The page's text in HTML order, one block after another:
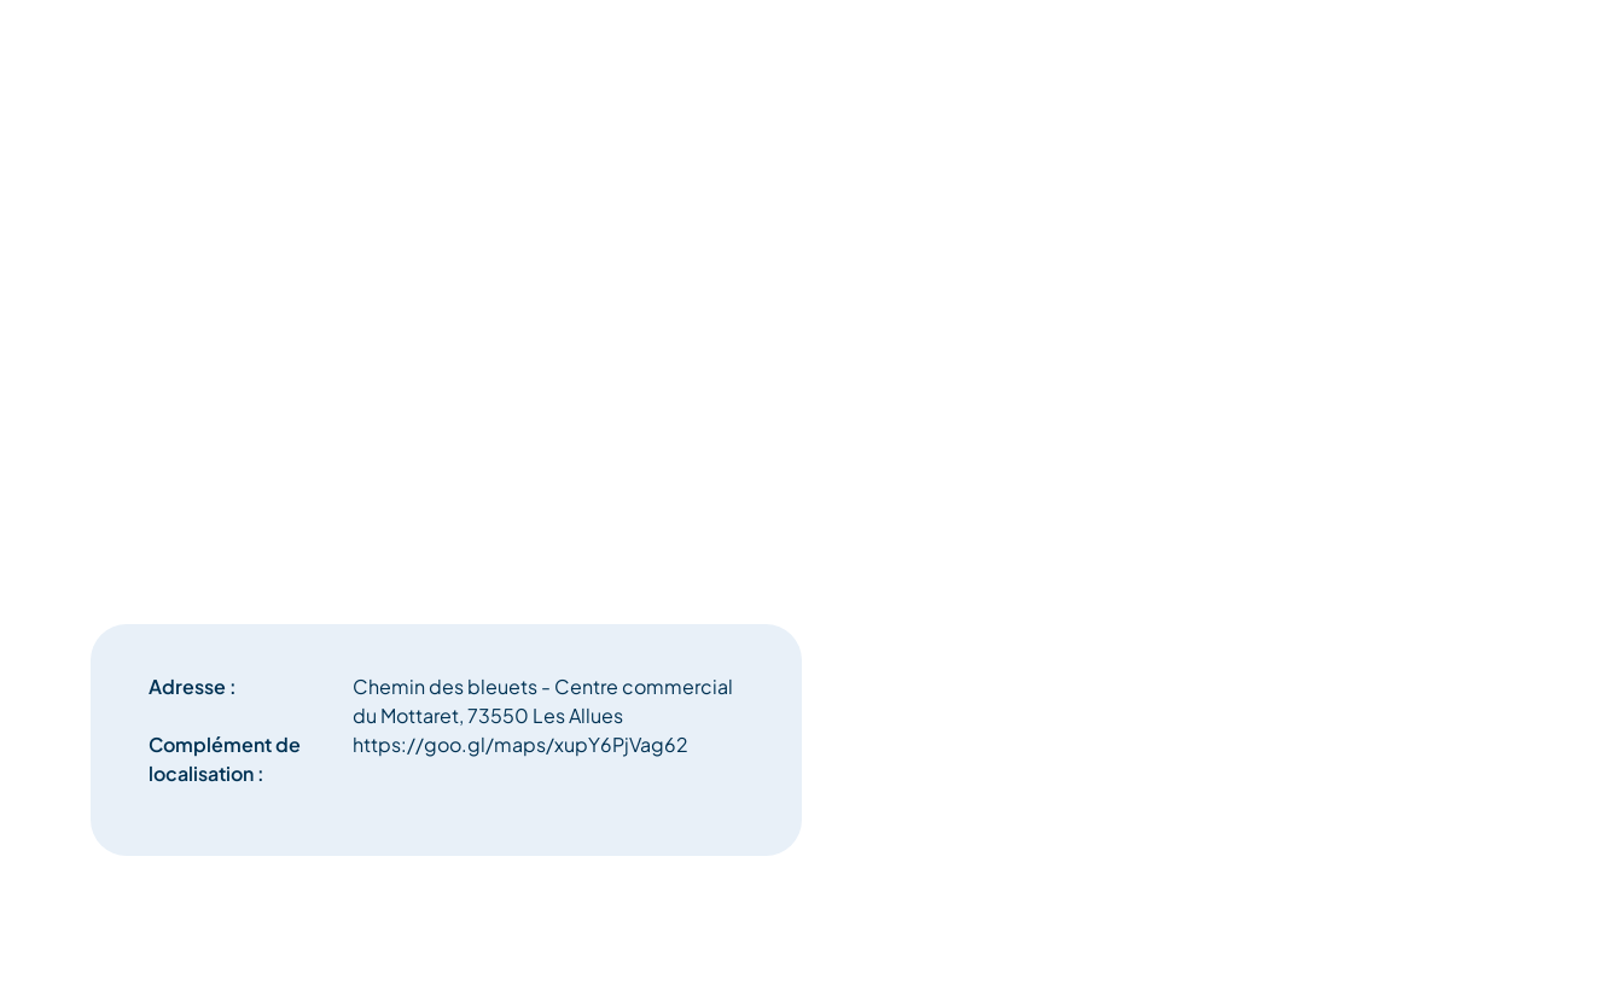
Adresse :
Chemin des bleuets - Centre commercial
du Mottaret, 73550 Les Allues
Complément de
localisation :
https://goo.gl/maps/xupY6PjVag62